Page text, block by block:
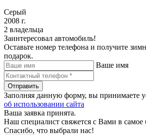
Серый
2008 г.
2 владельца
Заинтересовал автомобиль!
Оставьте номер телефона и получите
подарок.
Ваше имя
Отправить
Заполняя данную форму, вы принимаете
об использовании сайта
Ваша заявка принята.
Наш специалист свяжется с Вами в
Спасибо, что выбрали нас!